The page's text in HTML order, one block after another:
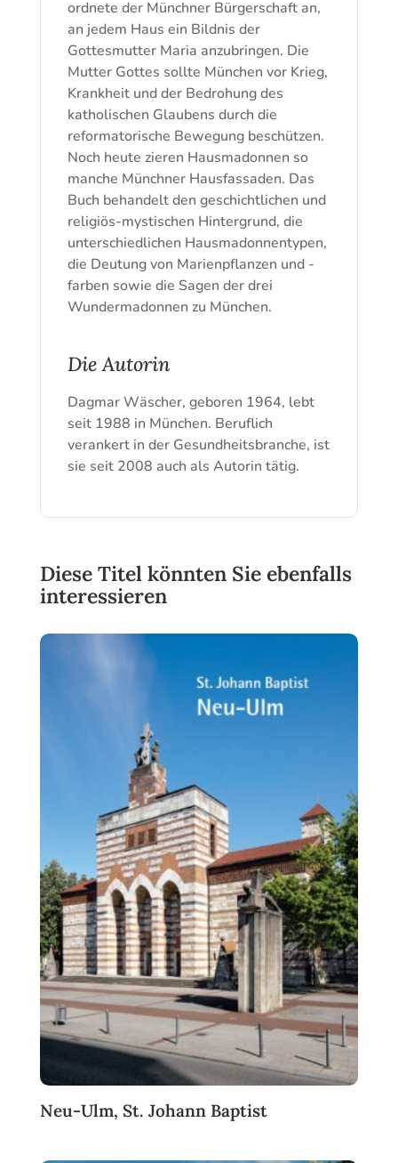
ordnete der Münchner Bürgerschaft an,
an jedem Haus ein Bildnis der
Gottesmutter Maria anzubringen. Die
Mutter Gottes sollte München vor Krieg,
Krankheit und der Bedrohung des
katholischen Glaubens durch die
reformatorische Bewegung beschützen.
Noch heute zieren Hausmadonnen so
manche Münchner Hausfassaden. Das
Buch behandelt den geschichtlichen und
religiös-mystischen Hintergrund, die
unterschiedlichen Hausmadonnentypen,
die Deutung von Marienpflanzen und -
farben sowie die Sagen der drei
Wundermadonnen zu München.
Die Autorin
Dagmar Wäscher, geboren 1964, lebt
seit 1988 in München. Beruflich
verankert in der Gesundheitsbranche, ist
sie seit 2008 auch als Autorin tätig.
Diese Titel könnten Sie ebenfalls
interessieren
Neu-Ulm, St. Johann Baptist